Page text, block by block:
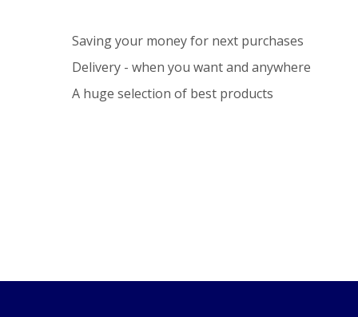
Saving your money for next purchases
Delivery - when you want and anywhere
A huge selection of best products